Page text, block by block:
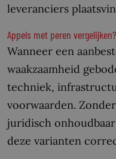
leveranciers
Appels met peren vergelijken?
Wanneer een
waakzaamheid
techniek,
voorwaarden.
juridisch
deze varianten